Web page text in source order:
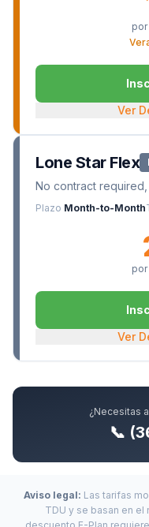
por
Ver
Lone Star Flex
No contract
Plazo Month-to-Month
por
Ver
¿Necesitas
📞
Aviso legal: Las tarifas
TDU y se basan en